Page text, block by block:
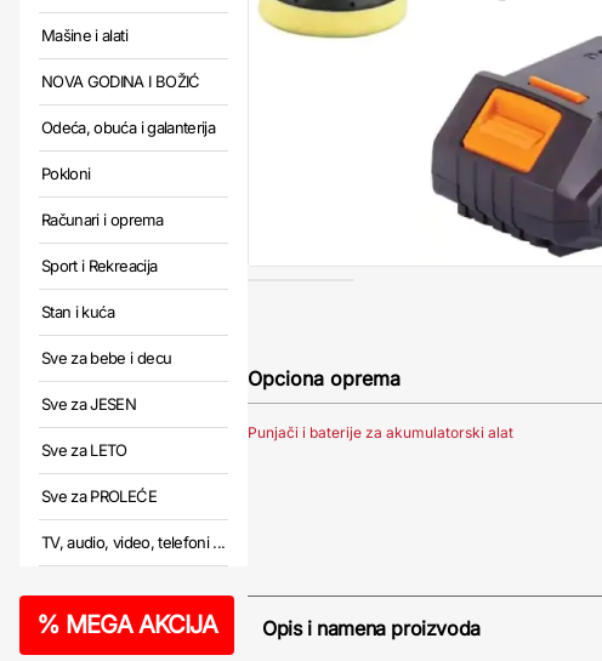
Mašine i alati
NOVA GODINA I BOŽIĆ
Odeća, obuća i galanterija
Pokloni
Računari i oprema
Sport i Rekreacija
Stan i kuća
Sve za bebe i decu
Sve za JESEN
Sve za LETO
Sve za PROLEĆE
TV, audio, video, telefoni ...
% MEGA AKCIJA
Opciona oprema
Punjači i baterije za akumulatorski alat
Opis i namena proizvoda